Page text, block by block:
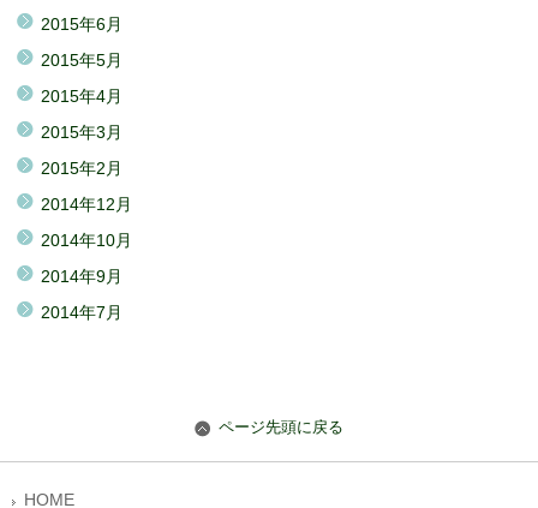
2015年6月
2015年5月
2015年4月
2015年3月
2015年2月
2014年12月
2014年10月
2014年9月
2014年7月
ページ先頭に戻る
HOME